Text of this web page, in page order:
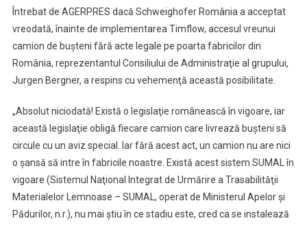
Întrebat de AGERPRES dacă Schweighofer România a acceptat
vreodată, înainte de implementarea Timflow, accesul vreunui
camion de buşteni fără acte legale pe poarta fabricilor din
România, reprezentantul Consiliului de Administraţie al grupului,
Jurgen Bergner, a respins cu vehemenţă această posibilitate.
„Absolut niciodată! Există o legislaţie românească în vigoare, iar
această legislaţie obligă fiecare camion care livrează buşteni să
circule cu un aviz special. Iar fără acest act, un camion nu are nici
o şansă să intre în fabricile noastre. Există acest sistem SUMAL în
vigoare (Sistemul Naţional Integrat de Urmărire a Trasabilităţii
Materialelor Lemnoase – SUMAL, operat de Ministerul Apelor şi
Pădurilor, n.r.), nu mai ştiu în ce stadiu este, cred ca se instalează